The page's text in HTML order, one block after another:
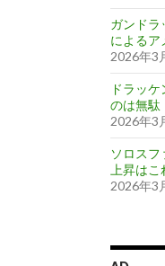
ガンドラ
によるア
2026年3
ドラッ
のは無駄
2026年3
ソロス
上昇は
2026年3